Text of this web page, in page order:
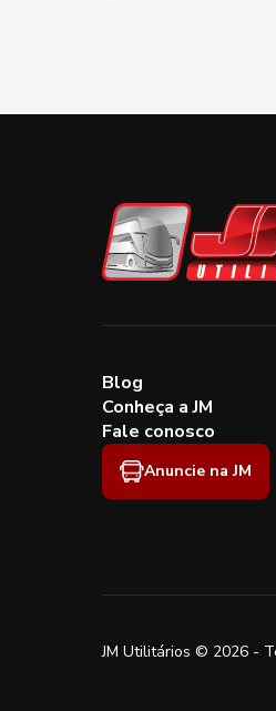
Blog
Conheça a JM
Fale conosco
Anuncie na JM
JM Utilitários © 2026 -